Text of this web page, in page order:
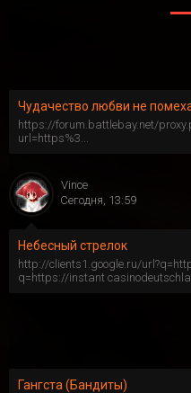
Чудачество любви не
https://forum.battlebay.net/
url=https%3...
Небесный стрелок
http://clients1.google.ru/
q=https://instant
Vince
Сегодня, 13:59
Гангста (Бандиты)